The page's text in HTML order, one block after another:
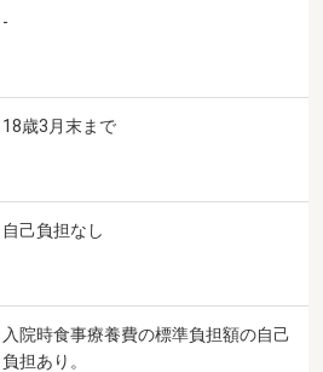
-
18歳3月末まで
自己負担なし
入院時食事療養費の標準負担額の自己
負担あり。